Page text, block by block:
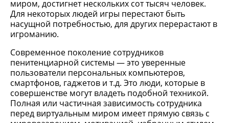
миром, достигнет нескольких сот тысяч человек.
Для некоторых людей игры перестают быть
насущной потребностью, для других перерастают в
игроманию.
Современное поколение сотрудников
пенитенциарной системы — это уверенные
пользователи персональных компьютеров,
смартфонов, гаджетов и т.д. Это люди, которые в
совершенстве могут владеть подобной техникой.
Полная или частичная зависимость сотрудника
перед виртуальным миром имеет прямую связь с